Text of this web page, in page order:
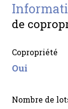
de
Copropriété
Oui
Nombre de